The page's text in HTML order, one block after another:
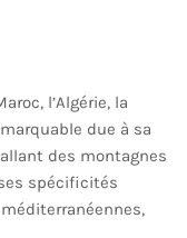
l’Algérie, la
due à sa
des montagnes
spécificités